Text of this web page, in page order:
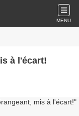
MENU
à l'écart!